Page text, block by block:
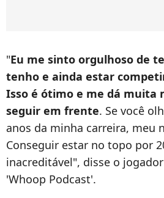
"Eu me sinto orgulhoso de
tenho e ainda estar
Isso é ótimo e me dá muita
seguir em frente. Se você
anos da minha carreira, meu
Conseguir estar no topo por
inacreditável", disse o
'Whoop Podcast'.